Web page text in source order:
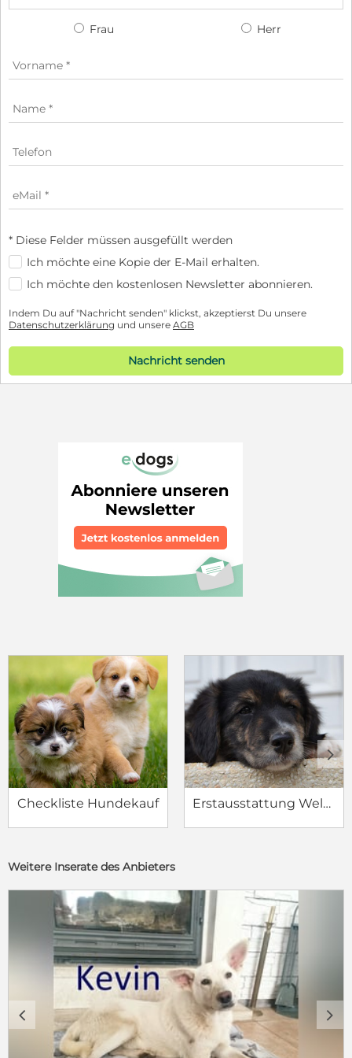
Frau Herr
* Diese Felder müssen ausgefüllt werden
Ich möchte eine Kopie der E-Mail erhalten.
Ich möchte den kostenlosen Newsletter abonnieren.
Indem Du auf "Nachricht senden" klickst, akzeptierst Du unsere
Datenschutzerklärung und unsere AGB
Nachricht senden
Checkliste Hundekauf Erstausstattung Welpe
c d
Weitere Inserate des Anbieters
c d